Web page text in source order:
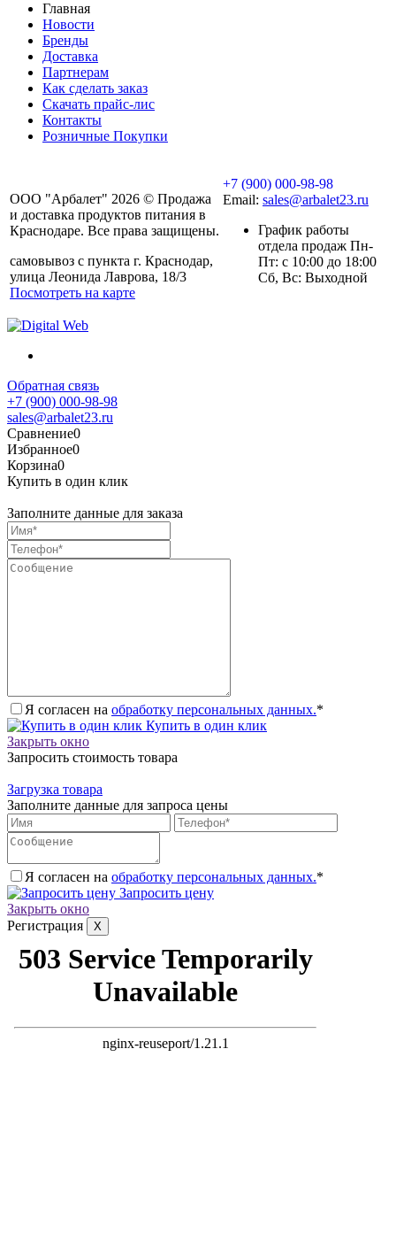
Главная
Новости
Бренды
Доставка
Партнерам
Как сделать заказ
Скачать прайс-лис
Контакты
Розничные Покупки
ООО "Арбалет" 2026 © Продажа
и доставка продуктов питания в
Краснодаре. Все права защищены.
самовывоз с пункта г. Краснодар,
улица Леонида Лаврова, 18/3
Посмотреть на карте
+7 (900) 000-98-98
Email: sales@arbalet23.ru
График работы
отдела продаж Пн-
Пт: с 10:00 до 18:00
Сб, Вс: Выходной
Обратная связь
+7 (900) 000-98-98
sales@arbalet23.ru
Сравнение0
Избранное0
Корзина0
Купить в один клик
Заполните данные для заказа
Я согласен на обработку персональных данных.*
Купить в один клик
Закрыть окно
Запросить стоимость товара
Загрузка товара
Заполните данные для запроса цены
Я согласен на обработку персональных данных.*
Запросить цену
Закрыть окно
Регистрация
X